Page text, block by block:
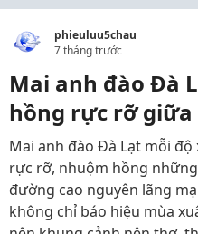
phieuluu5chau
7 tháng trước
Mai anh đào Đà
hồng rực rỡ giữa
Mai anh đào Đà Lạt mỗi độ
rực rỡ, nhuộm hồng
đường cao nguyên lãng
không chỉ báo hiệu mùa